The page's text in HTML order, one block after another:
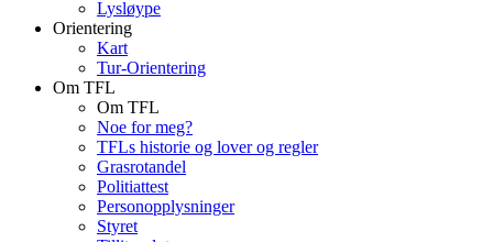
Lysløype
Orientering
Kart
Tur-Orientering
Om TFL
Om TFL
Noe for meg?
TFLs historie og lover og regler
Grasrotandel
Politiattest
Personopplysninger
Styret